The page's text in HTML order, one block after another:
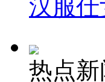
汉服
热点新